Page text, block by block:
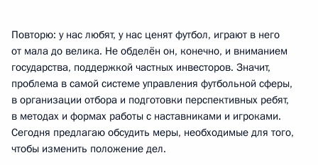
Повторю: у нас любят, у нас ценят футбол, играют в него
от мала до велика. Не обделён он, конечно, и вниманием
государства, поддержкой частных инвесторов. Значит,
проблема в самой системе управления футбольной сферы,
в организации отбора и подготовки перспективных ребят,
в методах и формах работы с наставниками и игроками.
Сегодня предлагаю обсудить меры, необходимые для того,
чтобы изменить положение дел.